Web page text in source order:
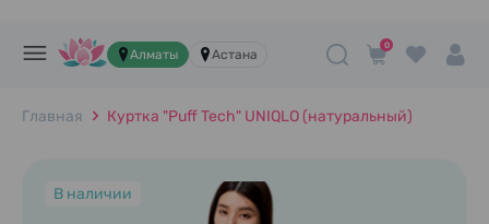
Алматы Астана
0
Главная Куртка "Puff Tech" UNIQLO (натуральный)
В наличии